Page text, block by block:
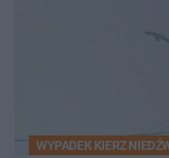
WYPADEK KIERZ